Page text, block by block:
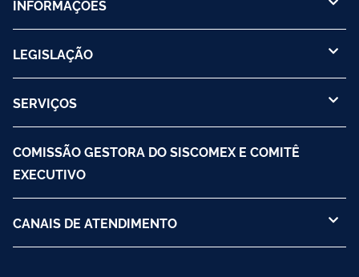
INFORMAÇÕES
LEGISLAÇÃO
SERVIÇOS
COMISSÃO GESTORA DO SISCOMEX E COMITÊ
EXECUTIVO
CANAIS DE ATENDIMENTO